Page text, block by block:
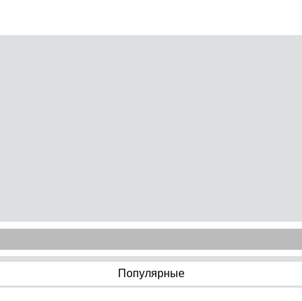
Популярные